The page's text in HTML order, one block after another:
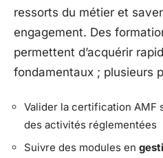
ressorts du métier et
engagement. Des
permettent d’acquérir
fondamentaux ; plusieurs
Valider la certification AMF
des activités réglementées
Suivre des modules en